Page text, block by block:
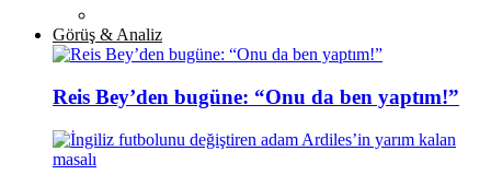
Görüş & Analiz
Reis Bey’den bugüne: “Onu da ben yaptım!”